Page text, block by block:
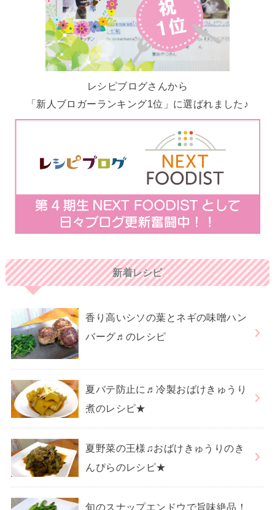
レシピブログさんから
「新人ブロガーランキング1位」に選ばれました♪
新着レシピ
香り高いシソの葉とネギの味噌ハン
バーグ♬のレシピ
夏バテ防止に♬冷製おばけきゅうり
煮のレシピ★
夏野菜の王様♫おばけきゅうりのき
んぴらのレシピ★
旬のスナップエンドウで旨味絶品！